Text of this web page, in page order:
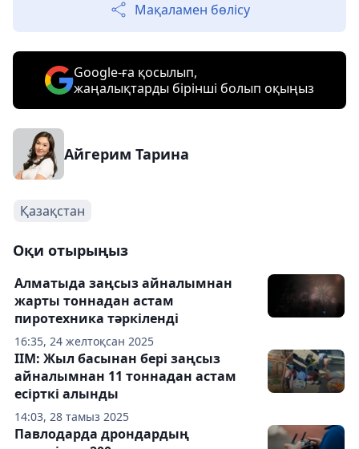
Мақаламен бөлісу
Google-ға қосылып,
жаңалықтарды бірінші болып оқыңыз
Айгерим Тарина
Қазақстан
Оқи отырыңыз
16:35, 24 желтоқсан 2025
Алматыда заңсыз айналымнан
жарты тоннадан астам
пиротехника тәркіленді
14:03, 28 тамыз 2025
ІІМ: Жыл басынан бері заңсыз
айналымнан 11 тоннадан астам
есірткі алынды
Павлодарда дрондардың